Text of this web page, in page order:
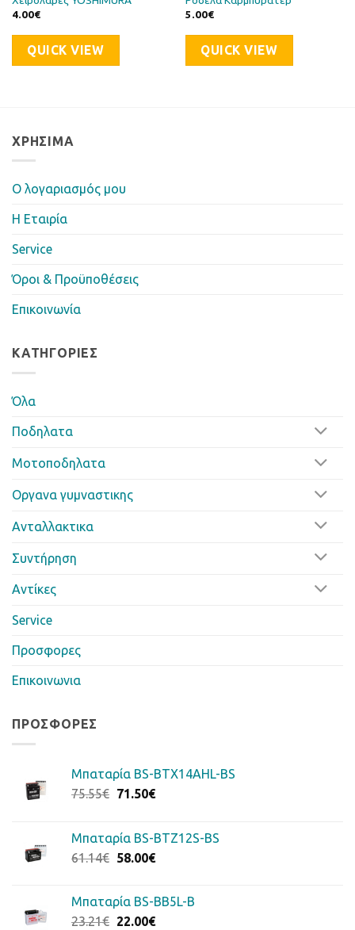
4.00€
QUICK VIEW
5.00€
QUICK VIEW
ΧΡΉΣΙΜΑ
Ο λογαριασμός μου
Η Eταιρία
Service
Όροι & Προϋποθέσεις
Επικοινωνία
ΚΑΤΗΓΟΡΊΕΣ
Όλα
Ποδηλατα
Μοτοποδηλατα
Οργανα γυμναστικης
Ανταλλακτικα
Συντήρηση
Αντίκες
Service
Προσφορες
Επικοινωνια
ΠΡΟΣΦΟΡΈΣ
Μπαταρία BS-BTX14AHL-BS
75.55€ Original
75.55€.
71.50€Η
είναι:
71.50€.
Μπαταρία BS-BTZ12S-BS
61.14€ Original
61.14€.
58.00€Η
είναι:
58.00€.
Μπαταρία BS-BB5L-B
23.21€ Original
22.00€Η